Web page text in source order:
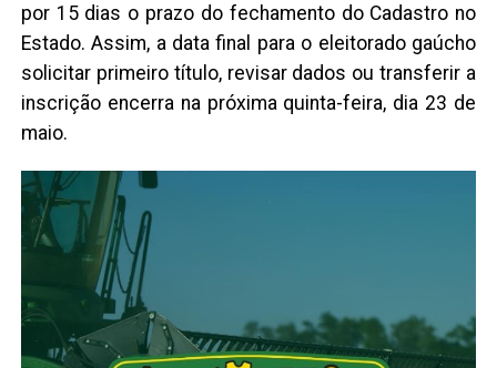
por 15 dias o prazo do fechamento do Cadastro no
Estado. Assim, a data final para o eleitorado gaúcho
solicitar primeiro título, revisar dados ou transferir a
inscrição encerra na próxima quinta-feira, dia 23 de
maio.